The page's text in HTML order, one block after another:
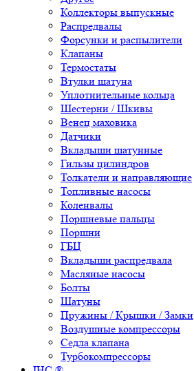
Коллекторы выпускные
Распредвалы
Форсунки и распылители
Клапаны
Термостаты
Втулки шатуна
Уплотнительные кольца
Шестерни / Шкивы
Венец маховика
Датчики
Вкладыши шатунные
Гильзы цилиндров
Толкатели и направляющие
Топливные насосы
Коленвалы
Поршневые пальцы
Поршни
ГБЦ
Вкладыши распредвала
Масляные насосы
Болты
Шатуны
Пружины / Крышки / Замки
Воздушные компрессоры
Седла клапана
Турбокомпрессоры